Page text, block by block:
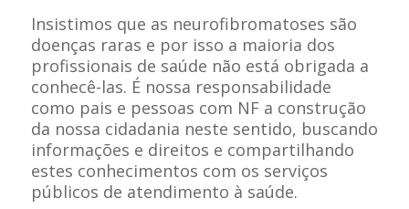
Insistimos que as neurofibromatoses são
doenças raras e por isso a maioria dos
profissionais de saúde não está obrigada a
conhecê-las. É nossa responsabilidade
como pais e pessoas com NF a construção
da nossa cidadania neste sentido, buscando
informações e direitos e compartilhando
estes conhecimentos com os serviços
públicos de atendimento à saúde.